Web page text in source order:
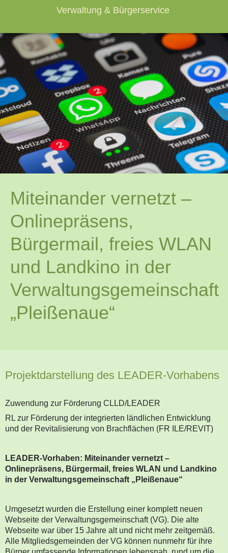
Verwaltung & Bürgerservice
Miteinander vernetzt –
Onlinepräsens,
Bürgermail, freies WLAN
und Landkino in der
Verwaltungsgemeinschaft
„Pleißenaue“
Projektdarstellung des LEADER-Vorhabens
Zuwendung zur Förderung CLLD/LEADER
RL zur Förderung der integrierten ländlichen Entwicklung
und der Revitalisierung von Brachflächen (FR ILE/REVIT)
LEADER-Vorhaben: Miteinander vernetzt –
Onlinepräsens, Bürgermail, freies WLAN und Landkino
in der Verwaltungsgemeinschaft „Pleißenaue“
Umgesetzt wurden die Erstellung einer komplett neuen
Webseite der Verwaltungsgemeinschaft (VG). Die alte
Webseite war über 15 Jahre alt und nicht mehr zeitgemäß.
Alle Mitgliedsgemeinden der VG können nunmehr für ihre